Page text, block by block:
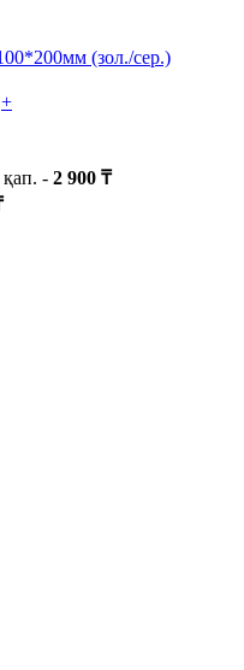
(зол./сер.)
+
қап. - 2 900 ₸